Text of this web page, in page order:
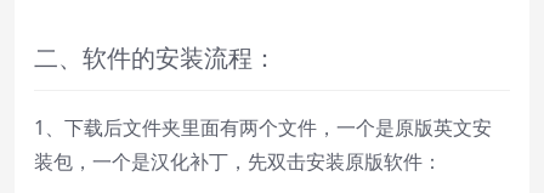
二、软件的安装流程：
1、下载后文件夹里面有两个文件，一个是原版英文安
装包，一个是汉化补丁，先双击安装原版软件：